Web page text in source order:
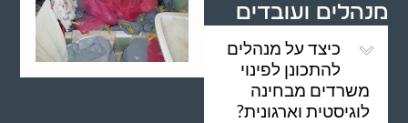
מנהלים ועובדים
כיצד על מנהלים
להתכונן לפינוי
משרדים מבחינה
לוגיסטית וארגונית?